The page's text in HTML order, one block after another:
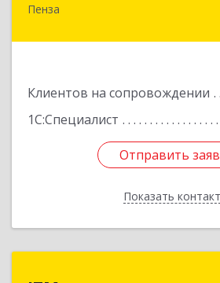
Пенза
Клиентов на сопровождении
1С:Специалист
Отправить
Показать
440020, Пензенская обл,
Отправить
Назад